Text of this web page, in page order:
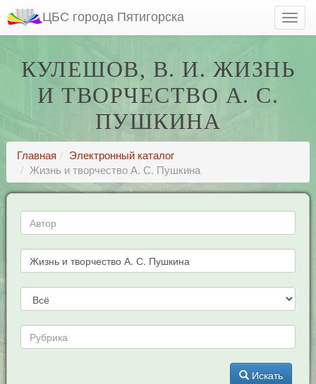
ЦБС города Пятигорска
КУЛЕШОВ, В. И. ЖИЗНЬ
И ТВОРЧЕСТВО А. С.
ПУШКИНА
Главная
Электронный каталог
Жизнь и творчество А. С. Пушкина
Искать